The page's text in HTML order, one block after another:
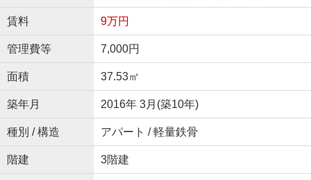
賃料 9万円
管理費等 7,000円
面積 37.53㎡
築年月 2016年 3月(築10年)
種別 / 構造 アパート / 軽量鉄骨
階建 3階建